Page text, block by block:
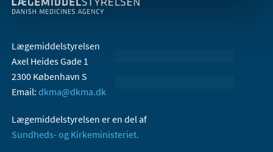
Lægemiddelstyrelsen
Axel Heides Gade 1
2300 København S
Email: dkma@dkma.dk
Lægemiddelstyrelsen er en del af
Sundheds- og Kirkeministeriet.